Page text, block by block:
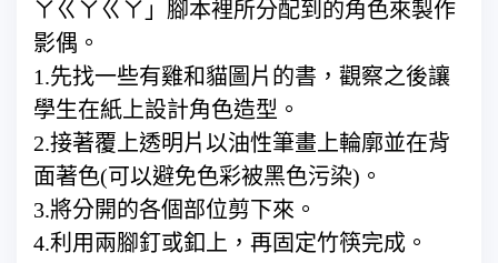
ㄚㄍㄚㄍㄚ」腳本裡所分配到的角色來製作
影偶。
1.先找一些有雞和貓圖片的書，觀察之後讓
學生在紙上設計角色造型。
2.接著覆上透明片以油性筆畫上輪廓並在背
面著色(可以避免色彩被黑色污染)。
3.將分開的各個部位剪下來。
4.利用兩腳釘或釦上，再固定竹筷完成。